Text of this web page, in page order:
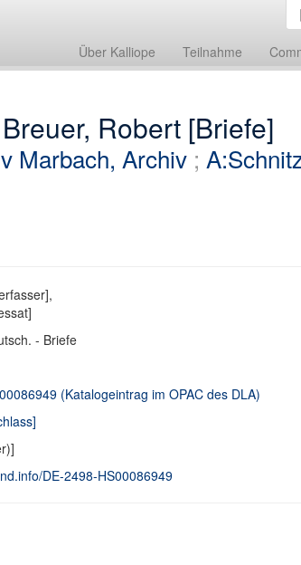
Über Kalliope Teilnahme
Robert [Briefe]
Marbach, Archiv;
- Briefe
(Katalogeintrag im OPAC des DLA)
DE-2498-HS00086949